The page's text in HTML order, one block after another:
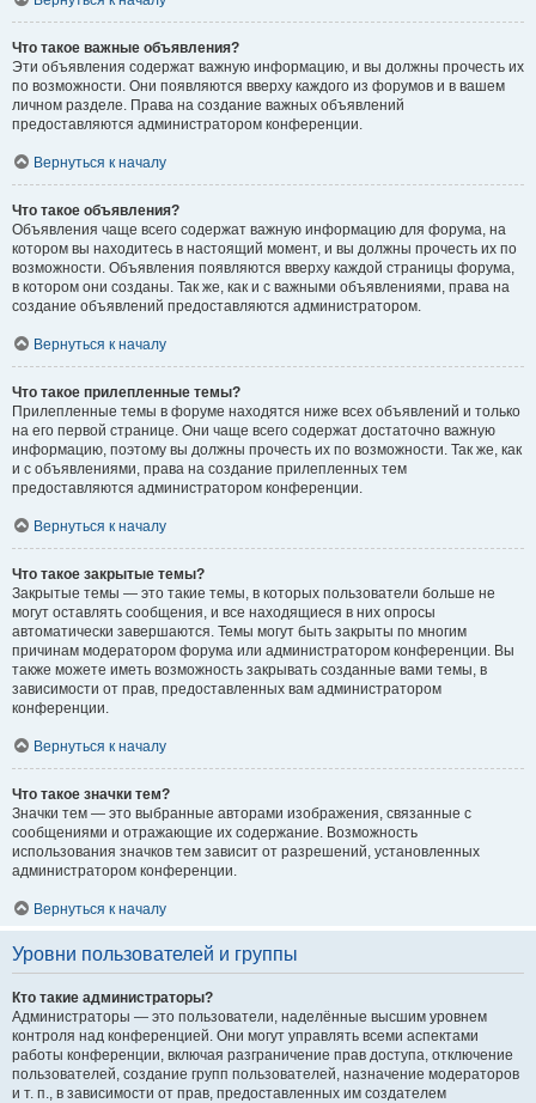
Что такое важные объявления?
Эти объявления содержат важную информацию, и вы должны прочесть их
по возможности. Они появляются вверху каждого из форумов и в вашем
личном разделе. Права на создание важных объявлений
предоставляются администратором конференции.
Вернуться к началу
Что такое объявления?
Объявления чаще всего содержат важную информацию для форума, на
котором вы находитесь в настоящий момент, и вы должны прочесть их по
возможности. Объявления появляются вверху каждой страницы форума,
в котором они созданы. Так же, как и с важными объявлениями, права на
создание объявлений предоставляются администратором.
Вернуться к началу
Что такое прилепленные темы?
Прилепленные темы в форуме находятся ниже всех объявлений и только
на его первой странице. Они чаще всего содержат достаточно важную
информацию, поэтому вы должны прочесть их по возможности. Так же, как
и с объявлениями, права на создание прилепленных тем
предоставляются администратором конференции.
Вернуться к началу
Что такое закрытые темы?
Закрытые темы — это такие темы, в которых пользователи больше не
могут оставлять сообщения, и все находящиеся в них опросы
автоматически завершаются. Темы могут быть закрыты по многим
причинам модератором форума или администратором конференции. Вы
также можете иметь возможность закрывать созданные вами темы, в
зависимости от прав, предоставленных вам администратором
конференции.
Вернуться к началу
Что такое значки тем?
Значки тем — это выбранные авторами изображения, связанные с
сообщениями и отражающие их содержание. Возможность
использования значков тем зависит от разрешений, установленных
администратором конференции.
Вернуться к началу
Уровни пользователей и группы
Кто такие администраторы?
Администраторы — это пользователи, наделённые высшим уровнем
контроля над конференцией. Они могут управлять всеми аспектами
работы конференции, включая разграничение прав доступа, отключение
пользователей, создание групп пользователей, назначение модераторов
и т. п., в зависимости от прав, предоставленных им создателем